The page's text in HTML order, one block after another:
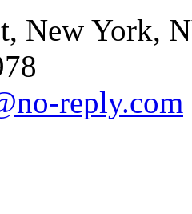
New York,
reply.com